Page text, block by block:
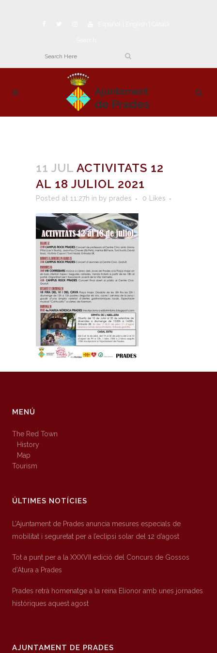
11 JUL ACTIVITATS 12
AL 18 JULIOL 2021
Posted at 11:27h in by prades 0 Likes
MENÚ
The Red Town
History
Map
Tourism
ÚLTIMES NOTÍCIES
L’Ajuntament de Prades anuncia mesures especials de
mobilitat i seguretat per a l’eclipsi solar del 12 d’agost
Tot a punt per a la XXXVII edició del Concurs de Gossos
d’Atura a Prades
Prades retrà homenatge a la reina Elionor amb unes jornades
històriques aquest agost
AJUNTAMENT DE PRADES